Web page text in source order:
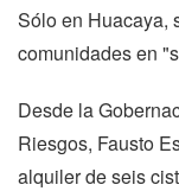
Sólo en Huacaya,
comunidades en
Desde la
Riesgos, Fausto
alquiler de seis